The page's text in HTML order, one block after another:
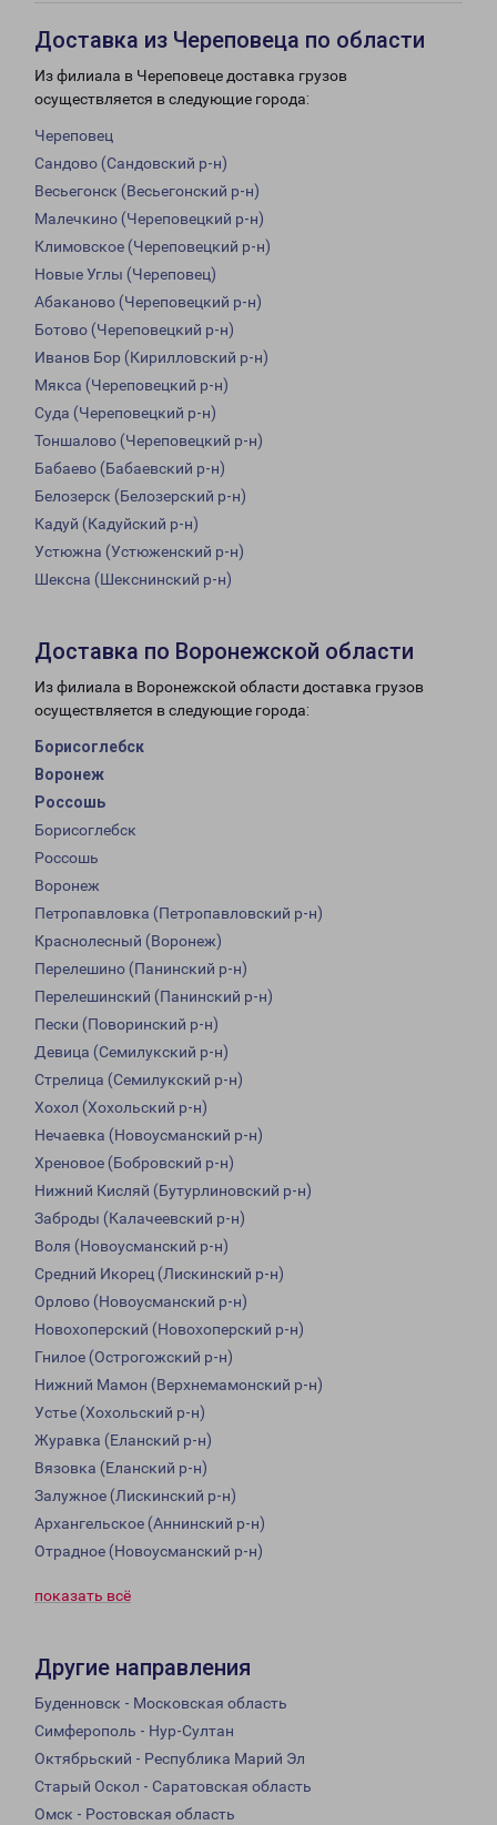
Доставка из Череповеца по области
Из филиала в Череповеце доставка грузов
осуществляется в следующие города:
Череповец
Сандово (Сандовский р-н)
Весьегонск (Весьегонский р-н)
Малечкино (Череповецкий р-н)
Климовское (Череповецкий р-н)
Новые Углы (Череповец)
Абаканово (Череповецкий р-н)
Ботово (Череповецкий р-н)
Иванов Бор (Кирилловский р-н)
Мякса (Череповецкий р-н)
Суда (Череповецкий р-н)
Тоншалово (Череповецкий р-н)
Бабаево (Бабаевский р-н)
Белозерск (Белозерский р-н)
Кадуй (Кадуйский р-н)
Устюжна (Устюженский р-н)
Шексна (Шекснинский р-н)
Доставка по Воронежской области
Из филиала в Воронежской области доставка грузов
осуществляется в следующие города:
Борисоглебск
Воронеж
Россошь
Борисоглебск
Россошь
Воронеж
Петропавловка (Петропавловский р-н)
Краснолесный (Воронеж)
Перелешино (Панинский р-н)
Перелешинский (Панинский р-н)
Пески (Поворинский р-н)
Девица (Семилукский р-н)
Стрелица (Семилукский р-н)
Хохол (Хохольский р-н)
Нечаевка (Новоусманский р-н)
Хреновое (Бобровский р-н)
Нижний Кисляй (Бутурлиновский р-н)
Заброды (Калачеевский р-н)
Воля (Новоусманский р-н)
Средний Икорец (Лискинский р-н)
Орлово (Новоусманский р-н)
Новохоперский (Новохоперский р-н)
Гнилое (Острогожский р-н)
Нижний Мамон (Верхнемамонский р-н)
Устье (Хохольский р-н)
Журавка (Еланский р-н)
Вязовка (Еланский р-н)
Залужное (Лискинский р-н)
Архангельское (Аннинский р-н)
Отрадное (Новоусманский р-н)
показать всё
Другие направления
Буденновск - Московская область
Симферополь - Нур-Султан
Октябрьский - Республика Марий Эл
Старый Оскол - Саратовская область
Омск - Ростовская область